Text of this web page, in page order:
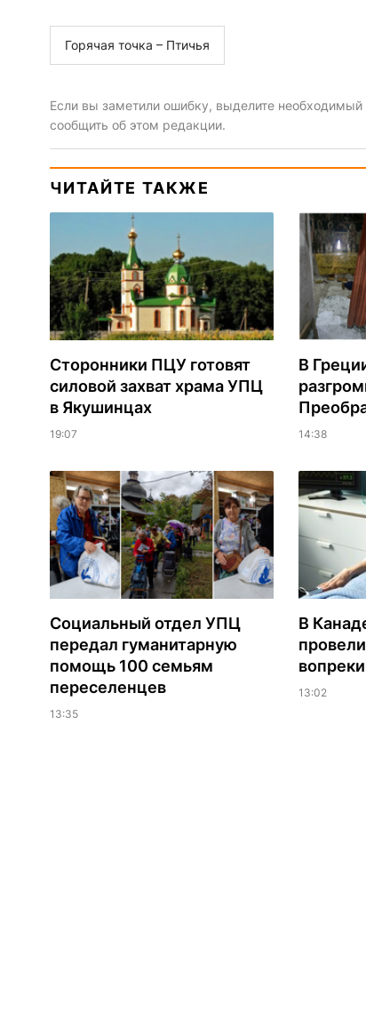
Горячая точка – Птичья
Если вы заметили ошибку, выделите
сообщить об этом редакции.
ЧИТАЙТЕ ТАКЖЕ
Сторонники ПЦУ готовят
силовой захват храма УПЦ
в Якушинцах
19:07
В
14:38
Социальный отдел УПЦ
передал гуманитарную
помощь 100 семьям
переселенцев
13:35
В
13:02